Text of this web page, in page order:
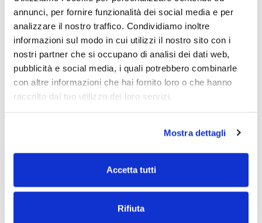
annunci, per fornire funzionalità dei social media e per
analizzare il nostro traffico. Condividiamo inoltre
informazioni sul modo in cui utilizzi il nostro sito con i
nostri partner che si occupano di analisi dei dati web,
pubblicità e social media, i quali potrebbero combinarle
con altre informazioni che hai fornito loro o che hanno
raccolto dal tuo utilizzo dei loro servizi.
Mostra dettagli
Accetta tutti
Rifiuta
IMPERMEABILE UOMO
TESSUTO TECNICO TRE STRATI
€ 175,00 € 157,50
Spedizione gratuita
CALZA TECNICA CON LOGO A
CONTRASTO
€ 23,50 € 21,15
Novità